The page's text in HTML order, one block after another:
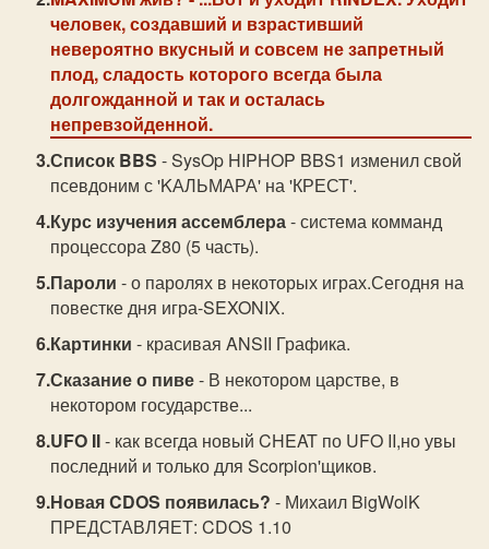
человек, создавший и взрастивший
невероятно вкусный и совсем не запретный
плод, сладость которого всегда была
долгожданной и так и осталась
непревзойденной.
Список BBS - SysOp HIPHOP BBS1 изменил свой
псевдоним с 'KАЛЬМАРА' на 'КРЕСТ'.
Курс изучения ассемблера- система комманд
процессора Z80 (5 часть).
Пароли - о паролях в некоторых играх.Сегодня на
повестке дня игра-SEXONIX.
Картинки - красивая ANSII Графика.
Сказание о пиве- В некотором царстве, в
некотором государстве...
UFO II- как всегда новый CHEAT по UFO II,но увы
последний и только для Scorpion'щиков.
Новая CDOS появилась? - Михаил BigWolK
ПРЕДСТАВЛЯЕТ: CDOS 1.10